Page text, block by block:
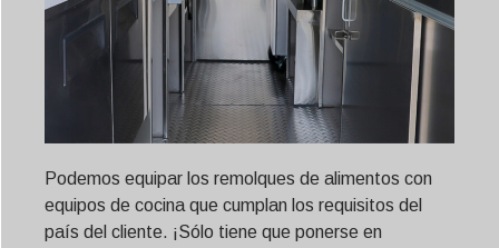
Podemos equipar los remolques de alimentos con
equipos de cocina que cumplan los requisitos del
país del cliente. ¡Sólo tiene que ponerse en